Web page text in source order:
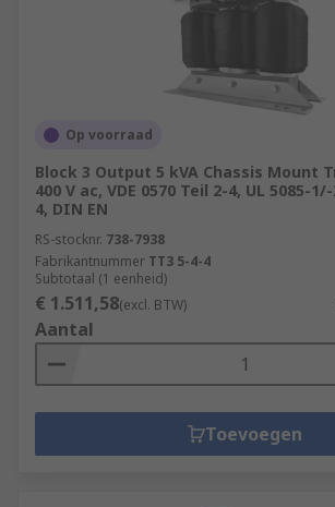
Op voorraad
Block 3 Output 5 kVA Chassis Mount
400 V ac, VDE 0570 Teil 2-4, UL 5085-
4, DIN EN
RS-stocknr. 738-7938
Fabrikantnummer TT3 5-4-4
Subtotaal (1 eenheid)
€ 1.511,58(excl. BTW)
Aantal
Toevoegen